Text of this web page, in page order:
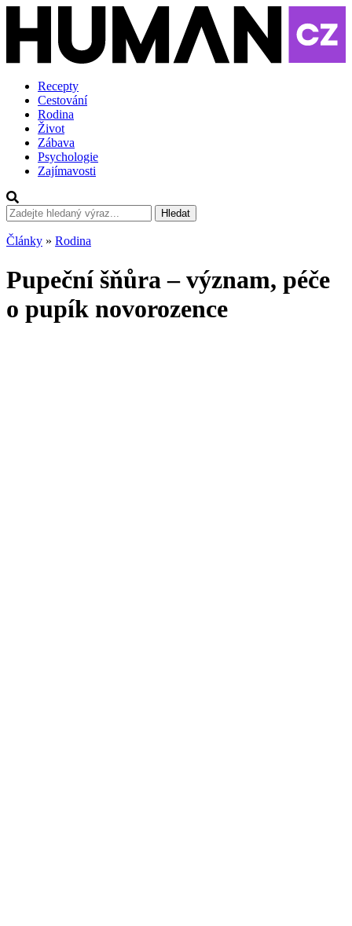
Recepty
Cestování
Rodina
Život
Zábava
Psychologie
Zajímavosti
Hledat
Články » Rodina
Pupeční šňůra – význam, péče
o pupík novorozence